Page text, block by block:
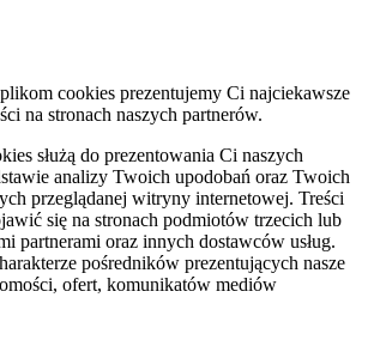
cookies prezentujemy Ci najciekawsze
na stronach naszych partnerów.
służą do prezentowania Ci naszych
analizy Twoich upodobań oraz Twoich
przeglądanej witryny internetowej. Treści
się na stronach podmiotów trzecich lub
partnerami oraz innych dostawców usług.
pośredników prezentujących nasze
ofert, komunikatów mediów